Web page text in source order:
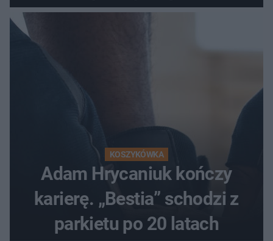
KOSZYKÓWKA
Adam Hrycaniuk kończy
karierę. „Bestia” schodzi z
parkietu po 20 latach